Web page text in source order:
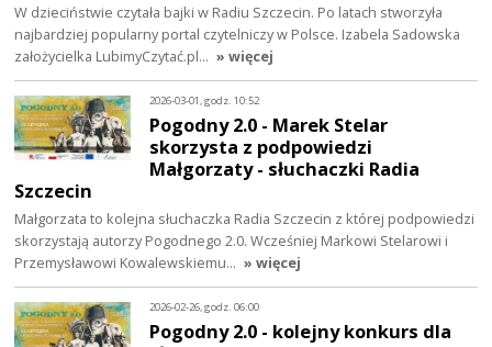
W dzieciństwie czytała bajki w Radiu Szczecin. Po latach stworzyła
najbardziej popularny portal czytelniczy w Polsce. Izabela Sadowska
założycielka LubimyCzytać.pl… » więcej
2026-03-01, godz. 10:52
Pogodny 2.0 - Marek Stelar
skorzysta z podpowiedzi
Małgorzaty - słuchaczki Radia
Szczecin
Małgorzata to kolejna słuchaczka Radia Szczecin z której podpowiedzi
skorzystają autorzy Pogodnego 2.0. Wcześniej Markowi Stelarowi i
Przemysławowi Kowalewskiemu… » więcej
2026-02-26, godz. 06:00
Pogodny 2.0 - kolejny konkurs dla